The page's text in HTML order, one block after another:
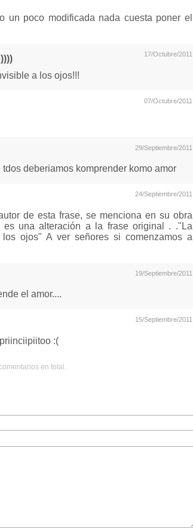
un poco modificada nada cuesta poner el
17/Octubre/2011
a los ojos!!!
07/Octubre/2011
29/Septiembre/2011
deberiamos komprender komo amor
24/Septiembre/2011
de esta frase, se menciona en su obra
una alteración a la frase original . ."La
ojos" A ver señores si comenzamos a
19/Septiembre/2011
el amor....
15/Septiembre/2011
:(
en total.